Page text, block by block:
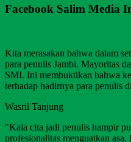
Facebook Salim Media
Kita merasakan bahwa dalam
para penulis Jambi. Mayoritas
SMI. Ini membuktikan bahwa
terhadap hadirnya para penulis
Wasril Tanjung
"Kala cita jadi penulis hampir
profesionalitas menguatkan